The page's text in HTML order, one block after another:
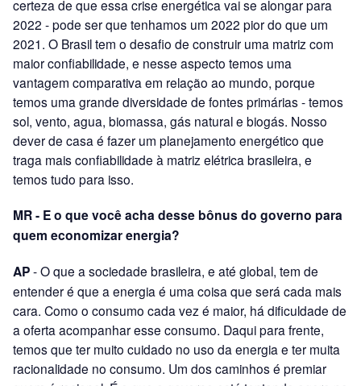
certeza de que essa crise energética vai se alongar para
2022 - pode ser que tenhamos um 2022 pior do que um
2021. O Brasil tem o desafio de construir uma matriz com
maior confiabilidade, e nesse aspecto temos uma
vantagem comparativa em relação ao mundo, porque
temos uma grande diversidade de fontes primárias - temos
sol, vento, agua, biomassa, gás natural e biogás. Nosso
dever de casa é fazer um planejamento energético que
traga mais confiabilidade à matriz elétrica brasileira, e
temos tudo para isso.
MR - E o que você acha desse bônus do governo para
quem economizar energia?
AP- O que a sociedade brasileira, e até global, tem de
entender é que a energia é uma coisa que será cada mais
cara. Como o consumo cada vez é maior, há dificuldade de
a oferta acompanhar esse consumo. Daqui para frente,
temos que ter muito cuidado no uso da energia e ter muita
racionalidade no consumo. Um dos caminhos é premiar